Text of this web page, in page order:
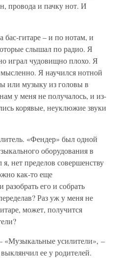
провода и пачку нот. И
бас-гитаре – и по нотам, и
слышал по радио. Я
играл чудовищно плохо. Я
Я научился нотной
или музыку из головы в
у меня не получалось, и из-
корявые, неуклюжие звуки
«Фендер» был одной
оборудования в
нет пределов совершенству
как-то еще
его и собрать
Раз уж у меня не
может, получится
усилители», –
ее у родителей.